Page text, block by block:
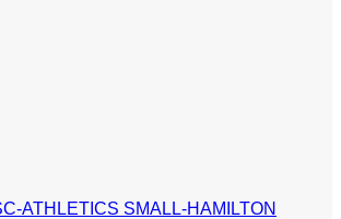
ATHLETICS SMALL-HAMILTON